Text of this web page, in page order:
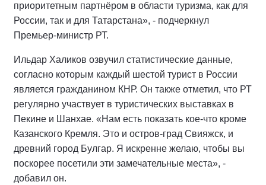
приоритетным партнёром в области туризма, как для
России, так и для Татарстана», - подчеркнул
Премьер-министр РТ.
Ильдар Халиков озвучил статистические данные,
согласно которым каждый шестой турист в России
является гражданином КНР. Он также отметил, что РТ
регулярно участвует в туристических выставках в
Пекине и Шанхае. «Нам есть показать кое-что кроме
Казанского Кремля. Это и остров-град Свияжск, и
древний город Булгар. Я искренне желаю, чтобы вы
поскорее посетили эти замечательные места», -
добавил он.